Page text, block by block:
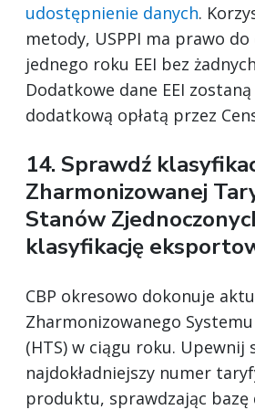
udostępnienie danych.
metody, USPPI ma prawo do
jednego roku EEI bez
Dodatkowe dane EEI
dodatkową opłatą przez
14. Sprawdź
Zharmonizowanej
Stanów
klasyfikację
CBP okresowo dokonuje
Zharmonizowanego
(HTS) w ciągu roku. Upewnij
najdokładniejszy numer
produktu, sprawdzając bazę